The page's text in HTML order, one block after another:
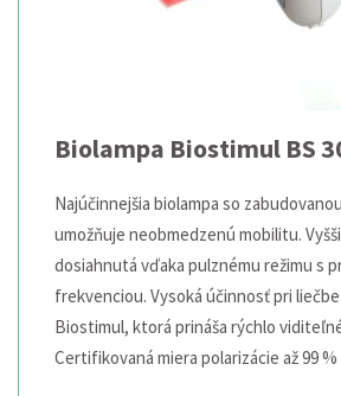
Biolampa Biostimul BS
Najúčinnejšia biolampa so
umožňuje neobmedzenú mobilitu.
dosiahnutá vďaka pulznému režimu s
frekvenciou. Vysoká účinnosť pri
Biostimul, ktorá prináša rýchlo
Certifikovaná miera polarizácie až 99 %